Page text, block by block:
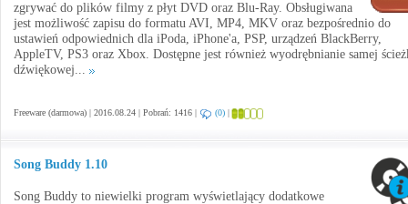
zgrywać do plików filmy z płyt DVD oraz Blu-Ray. Obsługiwana
jest możliwość zapisu do formatu AVI, MP4, MKV oraz bezpośrednio do
ustawień odpowiednich dla iPoda, iPhone'a, PSP, urządzeń BlackBerry,
AppleTV, PS3 oraz Xbox. Dostępne jest również wyodrębnianie samej
dźwiękowej...
Freeware (darmowa) | 2016.08.24 | Pobrań: 1416 | (0) |
Song Buddy 1.10
Song Buddy to niewielki program wyświetlający dodatkowe